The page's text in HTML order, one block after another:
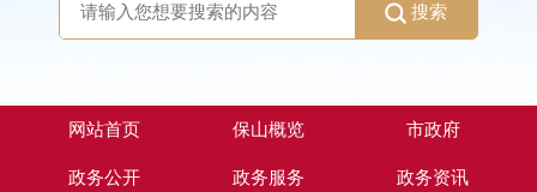
搜索
网站首页 保山概览 市政府
政务公开 政务服务 政务资讯